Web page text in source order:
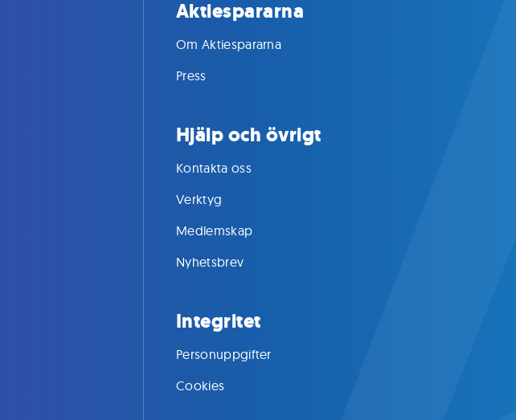
Aktiespararna
Om Aktiespararna
Press
Hjälp och övrigt
Kontakta oss
Verktyg
Medlemskap
Nyhetsbrev
Integritet
Personuppgifter
Cookies